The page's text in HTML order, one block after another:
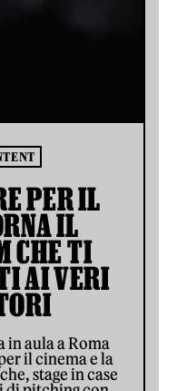
PER IL
IL
CHE TI
AI VERI
in aula a Roma
il cinema e la
stage in case